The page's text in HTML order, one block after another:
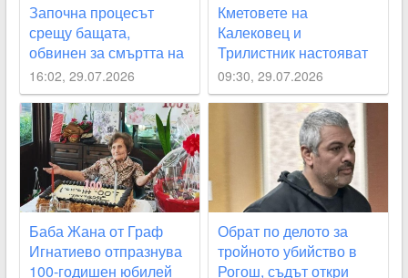
Започна процесът
срещу бащата,
обвинен за смъртта на
2-месечното си бебе
16:02, 29.07.2026
Кметовете на
Калековец и
Трилистник настояват
за спешно почистване
на река Стряма
09:30, 29.07.2026
Баба Жана от Граф
Игнатиево отпразнува
100-годишен юбилей
Обрат по делото за
тройното убийство в
Рогош, съдът откри